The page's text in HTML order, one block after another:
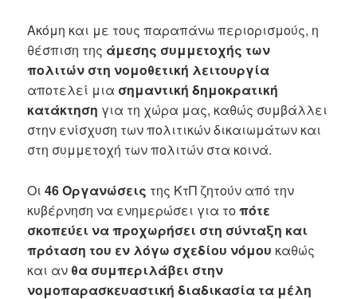
Ακόμη και με τους παραπάνω περιορισμούς, η
θέσπιση της άμεσης συμμετοχής των
πολιτών στη νομοθετική λειτουργία
αποτελεί μια σημαντική δημοκρατική
κατάκτηση για τη χώρα μας, καθώς συμβάλλει
στην ενίσχυση των πολιτικών δικαιωμάτων και
στη συμμετοχή των πολιτών στα κοινά.
Οι46 Οργανώσεις της ΚτΠ ζητούν από την
κυβέρνηση να ενημερώσει για τοπότε
σκοπεύει να προχωρήσει στη σύνταξη και
πρόταση του εν λόγω σχεδίου νόμου καθώς
και αν θα συμπεριλάβει στην
νομοπαρασκευαστική διαδικασία τα μέλη